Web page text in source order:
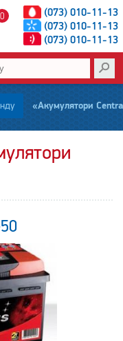
(073) 010-11-13
(073) 010-11-13
(073) 010-11-13
0
«Акумулятори Centra»